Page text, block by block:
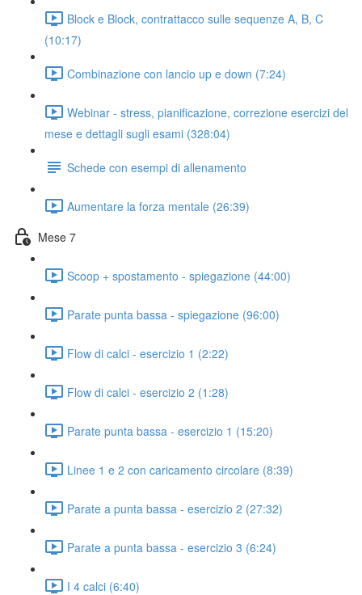
Block e Block, contrattacco sulle sequenze A, B, C
(10:17)
Combinazione con lancio up e down (7:24)
Webinar - stress, pianificazione, correzione esercizi del
mese e dettagli sugli esami (328:04)
Schede con esempi di allenamento
Aumentare la forza mentale (26:39)
Mese 7
Scoop + spostamento - spiegazione (44:00)
Parate punta bassa - spiegazione (96:00)
Flow di calci - esercizio 1 (2:22)
Flow di calci - esercizio 2 (1:28)
Parate punta bassa - esercizio 1 (15:20)
Linee 1 e 2 con caricamento circolare (8:39)
Parate a punta bassa - esercizio 2 (27:32)
Parate a punta bassa - esercizio 3 (6:24)
I 4 calci (6:40)